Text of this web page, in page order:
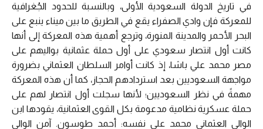
في تاريخ الدولة السعودية الأولى، وبالنسبة للحدود الجُغرافية
للمعركة فإن وادي الصفراء يقع في الطريق ما بين ميناء ينبع على
البحر الأحمر والمدينة المنورة، وترجع أهمية هذه المعركة إلى أنها
كانت أول انتصار سعودي على أول حملة عثمانية بواليهم على
مصر محمد علي باشا، إذ كانت أوامر السلطان العثماني بضرورة
مواجهة السعوديين بعد استردادهم الحجاز، كما أن هذه المعركة
مهمةً في نظر السعوديين؛ لأنها سجلت أول انتصار لهم على
حملة عسكرية نظامية مدعومة بكل القوى العثمانية، يقودها ابن
الوالي العثماني محمد علي نفسه: أحمد طوسون. آمن الوالي